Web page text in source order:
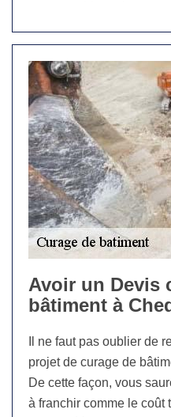
Avoir un Devis
bâtiment à
Il ne faut pas oublier de
projet de curage de
De cette façon, vous
à franchir comme le coût